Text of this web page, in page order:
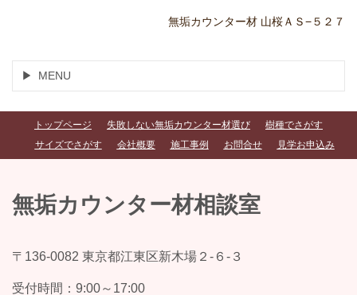
無垢カウンター材 山桜ＡＳ−５２７
MENU
トップページ 失敗しない無垢カウンター材選び
樹種でさがす
サイズでさがす
会社概要 施工事例 お問合せ 見学お申込み
無垢カウンター材相談室
〒136-0082 東京都江東区新木場２-６-３
受付時間： 9:00～17:00